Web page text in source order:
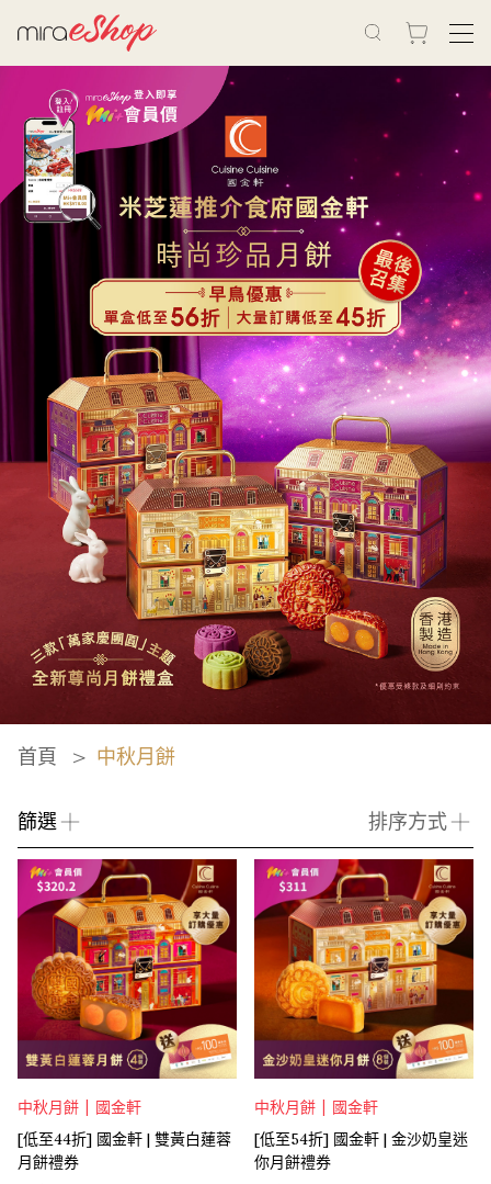
首頁 中秋月餅
篩選 排序方式
中秋月餅 | 國金軒
[低至44折] 國金軒 | 雙黃白蓮蓉
月餅禮券
中秋月餅 | 國金軒
[低至54折] 國金軒 | 金沙奶皇迷
你月餅禮券